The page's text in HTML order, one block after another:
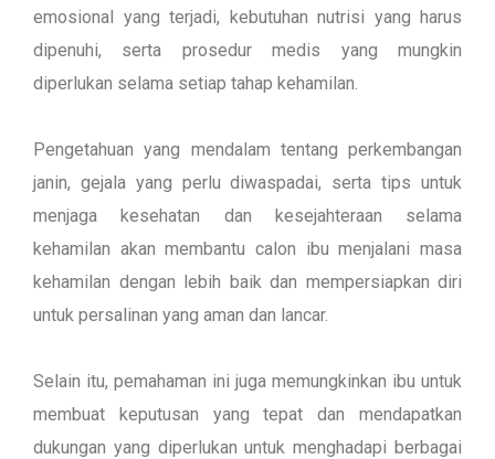
emosional yang terjadi, kebutuhan nutrisi yang harus
dipenuhi, serta prosedur medis yang mungkin
diperlukan selama setiap tahap kehamilan.
Pengetahuan yang mendalam tentang perkembangan
janin, gejala yang perlu diwaspadai, serta tips untuk
menjaga kesehatan dan kesejahteraan selama
kehamilan akan membantu calon ibu menjalani masa
kehamilan dengan lebih baik dan mempersiapkan diri
untuk persalinan yang aman dan lancar.
Selain itu, pemahaman ini juga memungkinkan ibu untuk
membuat keputusan yang tepat dan mendapatkan
dukungan yang diperlukan untuk menghadapi berbagai